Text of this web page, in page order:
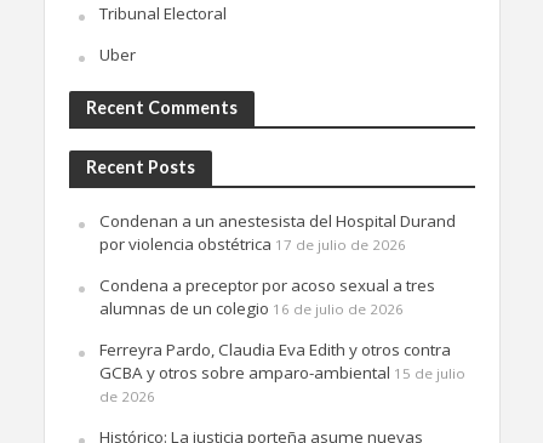
Tribunal Electoral
Uber
Recent Comments
Recent Posts
Condenan a un anestesista del Hospital Durand
por violencia obstétrica 17 de julio de 2026
Condena a preceptor por acoso sexual a tres
alumnas de un colegio 16 de julio de 2026
Ferreyra Pardo, Claudia Eva Edith y otros contra
GCBA y otros sobre amparo-ambiental 15 de julio
de 2026
Histórico: La justicia porteña asume nuevas